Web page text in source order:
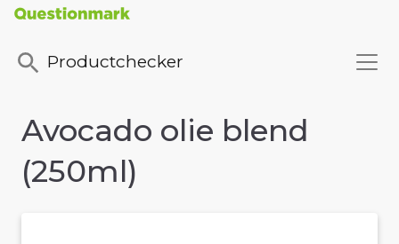
Productchecker
Avocado olie blend
(250ml)